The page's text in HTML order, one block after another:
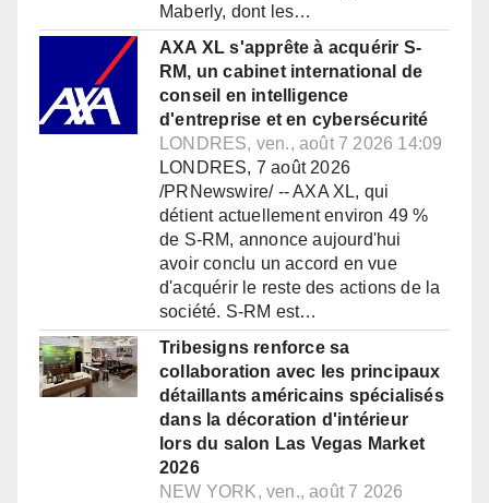
Maberly, dont les…
AXA XL s'apprête à acquérir S-
RM, un cabinet international de
conseil en intelligence
d'entreprise et en cybersécurité
LONDRES, ven., août 7 2026 14:09
LONDRES, 7 août 2026
/PRNewswire/ -- AXA XL, qui
détient actuellement environ 49 %
de S-RM, annonce aujourd'hui
avoir conclu un accord en vue
d'acquérir le reste des actions de la
société. S-RM est…
Tribesigns renforce sa
collaboration avec les principaux
détaillants américains spécialisés
dans la décoration d'intérieur
lors du salon Las Vegas Market
2026
NEW YORK, ven., août 7 2026